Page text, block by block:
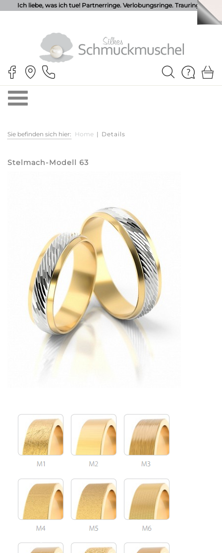
Ich liebe, was ich tue! Partnerringe. Verlobungsringe. Trauringe.
Sie befinden sich hier: Home | Details
Stelmach-Modell 63